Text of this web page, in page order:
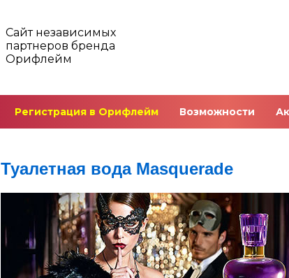
Сайт независимых
партнеров бренда
Орифлейм
Регистрация в Орифлейм Возможности
Туалетная вода Masquerade